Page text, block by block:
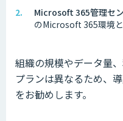
Microsoft 365管理セン
のMicrosoft 365環境
組織の規模やデータ量
プランは異なるため、
をお勧めします。